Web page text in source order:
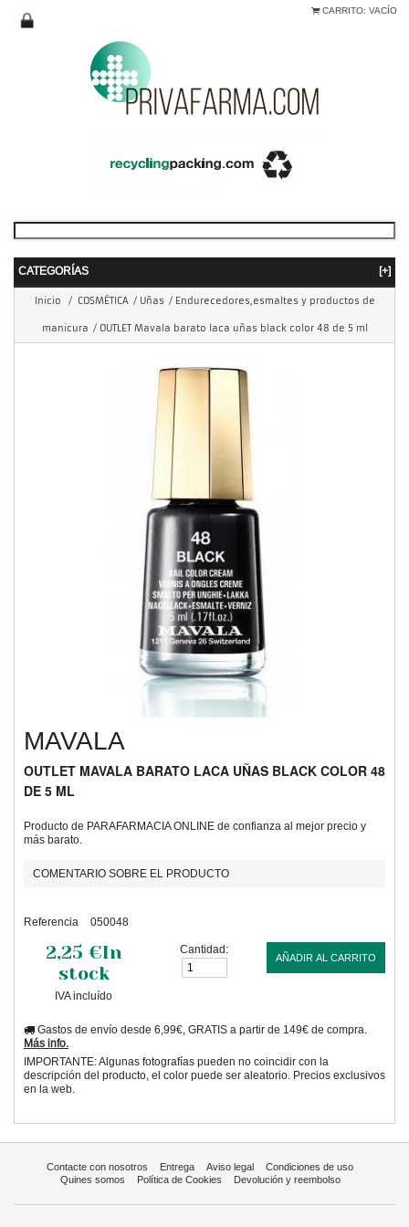
CARRITO: VACÍO
CATEGORÍAS [+]
Inicio / COSMÉTICA / Uñas / Endurecedores,esmaltes y productos de
manicura / OUTLET Mavala barato laca uñas black color 48 de 5 ml
MAVALA
OUTLET MAVALA BARATO LACA UÑAS BLACK COLOR 48
DE 5 ML
Producto de PARAFARMACIA ONLINE de confianza al mejor precio y
más barato.
COMENTARIO SOBRE EL PRODUCTO
Referencia 050048
2,25 €In
stock
IVA incluído
Cantidad:
AÑADIR AL CARRITO
Gastos de envío desde 6,99€, GRATIS a partir de 149€ de compra.
Más info.
IMPORTANTE: Algunas fotografías pueden no coincidir con la
descripción del producto, el color puede ser aleatorio. Precios exclusivos
en la web.
Contacte con nosotros Entrega Aviso legal
Condiciones de uso
Quines somos
Política de Cookies Devolución y reembolso